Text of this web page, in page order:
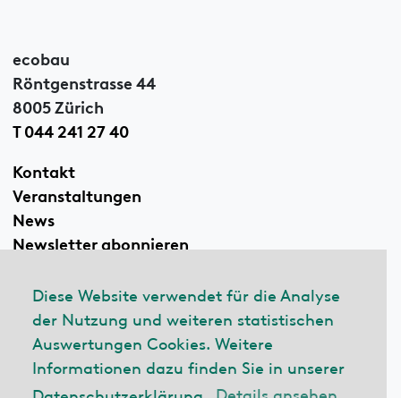
Diese Website verwendet für die Analyse
der Nutzung und weiteren statistischen
Auswertungen Cookies. Weitere
Informationen dazu finden Sie in unserer
Datenschutzerklärung.
Details ansehen
ecobau
Röntgenstrasse 44
8005 Zürich
T 044 241 27 40
Kontakt
Veranstaltungen
News
Newsletter abonnieren
Linkedin
© 2026 ecobau